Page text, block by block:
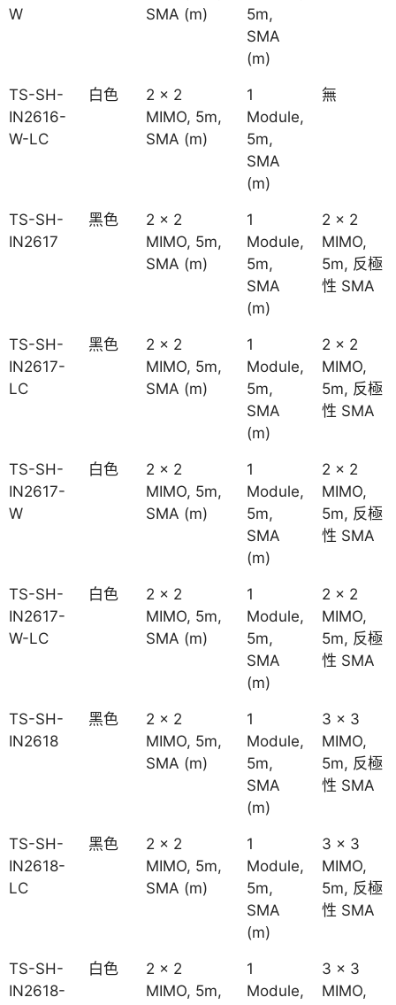
W
SMA (m)
5m,
SMA
(m)
TS-SH-
IN2616-
W-LC
白色
2 x 2
MIMO, 5m,
SMA (m)
1
Module,
5m,
SMA
(m)
無
TS-SH-
IN2617
黑色
2 x 2
MIMO, 5m,
SMA (m)
1
Module,
5m,
SMA
(m)
2 x 2
MIMO,
5m, 反極
性 SMA
TS-SH-
IN2617-
LC
黑色
2 x 2
MIMO, 5m,
SMA (m)
1
Module,
5m,
SMA
(m)
2 x 2
MIMO,
5m, 反極
性 SMA
TS-SH-
IN2617-
W
白色
2 x 2
MIMO, 5m,
SMA (m)
1
Module,
5m,
SMA
(m)
2 x 2
MIMO,
5m, 反極
性 SMA
TS-SH-
IN2617-
W-LC
白色
2 x 2
MIMO, 5m,
SMA (m)
1
Module,
5m,
SMA
(m)
2 x 2
MIMO,
5m, 反極
性 SMA
TS-SH-
IN2618
黑色
2 x 2
MIMO, 5m,
SMA (m)
1
Module,
5m,
SMA
(m)
3 x 3
MIMO,
5m, 反極
性 SMA
TS-SH-
IN2618-
LC
黑色
2 x 2
MIMO, 5m,
SMA (m)
1
Module,
5m,
SMA
(m)
3 x 3
MIMO,
5m, 反極
性 SMA
TS-SH-
IN2618-
白色
2 x 2
MIMO, 5m,
1
Module,
3 x 3
MIMO,